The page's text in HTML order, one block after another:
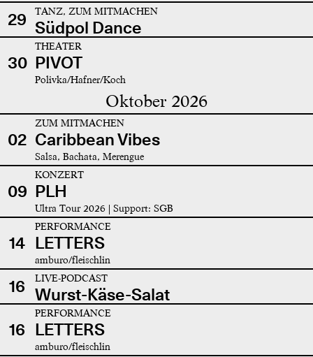
29 TANZ, ZUM MITMACHEN
Südpol Dance
30
THEATER
PIVOT
Polivka/Hafner/Koch
Oktober 2026
02
ZUM MITMACHEN
Caribbean Vibes
Salsa, Bachata, Merengue
09
KONZERT
PLH
Ultra Tour 2026 | Support: SGB
14
PERFORMANCE
LETTERS
amburo/fleischlin
16 LIVE-PODCAST
Wurst-Käse-Salat
16
PERFORMANCE
LETTERS
amburo/fleischlin